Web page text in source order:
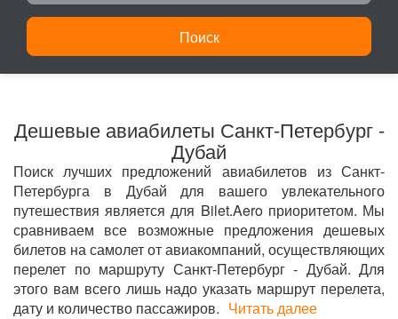
Поиск
Дешевые авиабилеты Санкт-Петербург -
Дубай
Поиск лучших предложений авиабилетов из Санкт-
Петербурга в Дубай для вашего увлекательного
путешествия является для Bilet.Aero приоритетом. Мы
сравниваем все возможные предложения дешевых
билетов на самолет от авиакомпаний, осуществляющих
перелет по маршруту Санкт-Петербург - Дубай. Для
этого вам всего лишь надо указать маршрут перелета,
дату и количество пассажиров. Читать далее